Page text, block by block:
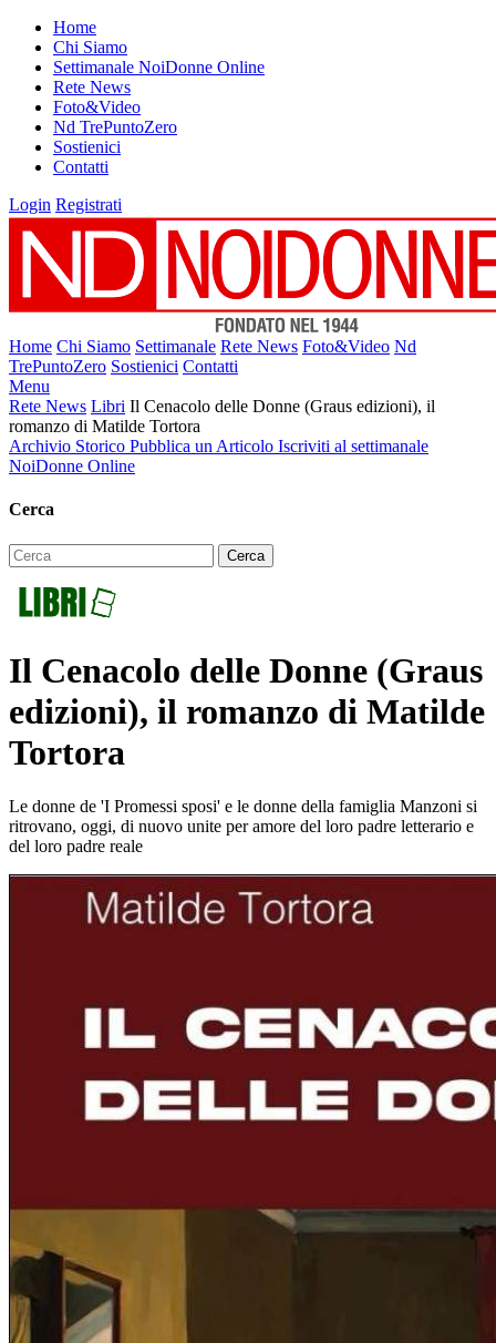
Home
Chi Siamo
Settimanale NoiDonne Online
Rete News
Foto&Video
Nd TrePuntoZero
Sostienici
Contatti
Login Registrati
Home Chi Siamo Settimanale Rete News Foto&Video Nd
TrePuntoZero Sostienici Contatti
Menu
Rete News Libri Il Cenacolo delle Donne (Graus edizioni), il
romanzo di Matilde Tortora
Archivio Storico Pubblica un Articolo Iscriviti al settimanale
NoiDonne Online
Cerca
Il Cenacolo delle Donne (Graus
edizioni), il romanzo di Matilde
Tortora
Le donne de 'I Promessi sposi' e le donne della famiglia Manzoni si
ritrovano, oggi, di nuovo unite per amore del loro padre letterario e
del loro padre reale